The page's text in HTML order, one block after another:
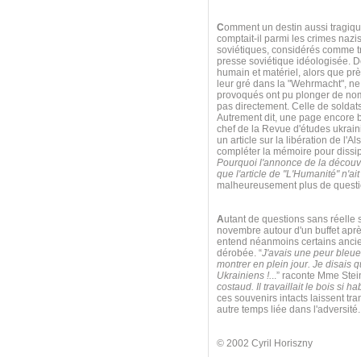
Comment un destin aussi
comptait-il parmi les crimes
soviétiques, considérés comme
presse soviétique idéologisée.
humain et matériel, alors que
leur gré dans la "Wehrmacht",
provoqués ont pu plonger de
pas directement. Celle de
Autrement dit, une page encore
chef de la Revue d'études
un article sur la libération de
compléter la mémoire pour
Pourquoi l'annonce de la
que l'article de "L'Humanité"
malheureusement plus de
Autant de questions sans réelle
novembre autour d'un buffet
entend néanmoins certains
dérobée. “J'avais une peur
montrer en plein jour. Je disais
Ukrainiens !...” raconte Mme
costaud. Il travaillait le bois si
ces souvenirs intacts laissent
autre temps liée dans
© 2002 Cyril Horiszny